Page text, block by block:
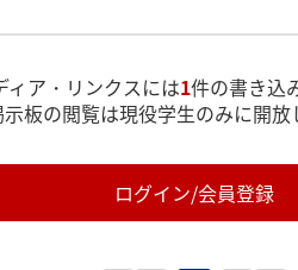
ィア・リンクスには1件の書き込
板の閲覧は現役学生のみに開放
ログイン/会員登録